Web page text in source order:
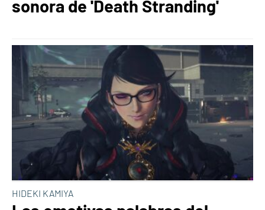
sonora de 'Death Stranding'
HIDEKI KAMIYA